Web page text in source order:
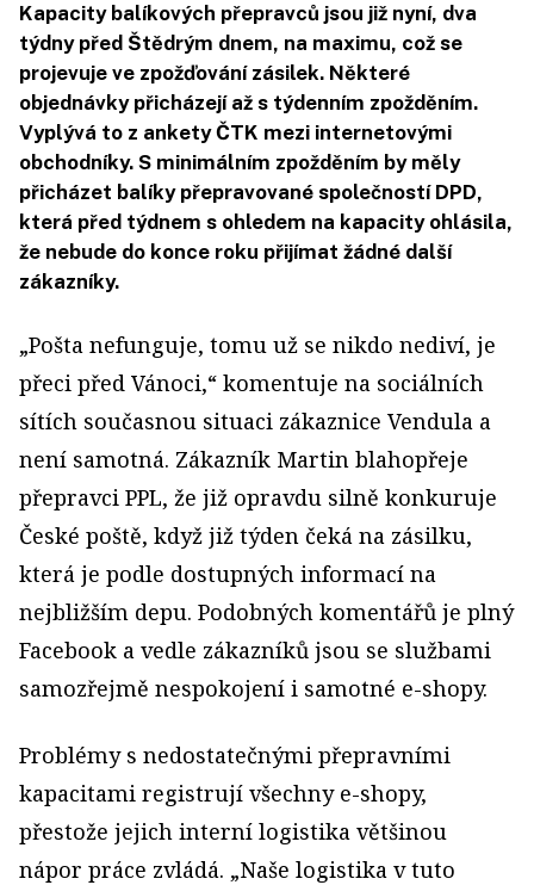
Kapacity balíkových přepravců jsou již nyní, dva
týdny před Štědrým dnem, na maximu, což se
projevuje ve zpožďování zásilek. Některé
objednávky přicházejí až s týdenním zpožděním.
Vyplývá to z ankety ČTK mezi internetovými
obchodníky. S minimálním zpožděním by měly
přicházet balíky přepravované společností DPD,
která před týdnem s ohledem na kapacity ohlásila,
že nebude do konce roku přijímat žádné další
zákazníky.
„Pošta nefunguje, tomu už se nikdo nediví, je
přeci před Vánoci,“ komentuje na sociálních
sítích současnou situaci zákaznice Vendula a
není samotná. Zákazník Martin blahopřeje
přepravci PPL, že již opravdu silně konkuruje
České poště, když již týden čeká na zásilku,
která je podle dostupných informací na
nejbližším depu. Podobných komentářů je plný
Facebook a vedle zákazníků jsou se službami
samozřejmě nespokojení i samotné e-shopy.
Problémy s nedostatečnými přepravními
kapacitami registrují všechny e-shopy,
přestože jejich interní logistika většinou
nápor práce zvládá. „Naše logistika v tuto